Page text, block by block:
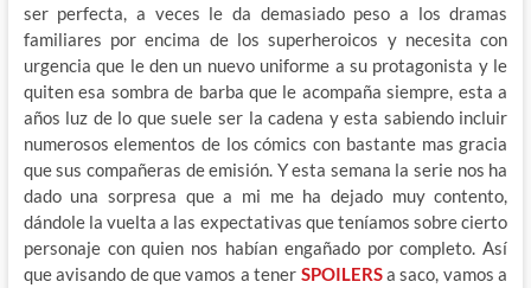
ser perfecta, a veces le da demasiado peso a los dramas
familiares por encima de los superheroicos y necesita con
urgencia que le den un nuevo uniforme a su protagonista y le
quiten esa sombra de barba que le acompaña siempre, esta a
años luz de lo que suele ser la cadena y esta sabiendo incluir
numerosos elementos de los cómics con bastante mas gracia
que sus compañeras de emisión. Y esta semana la serie nos ha
dado una sorpresa que a mi me ha dejado muy contento,
dándole la vuelta a las expectativas que teníamos sobre cierto
personaje con quien nos habían engañado por completo. Así
que avisando de que vamos a tener SPOILERSa saco, vamos a